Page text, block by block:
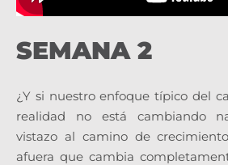
SEMANA 2
¿Y si nuestro enfoque típico del
realidad no está cambiando
vistazo al camino de
afuera que cambia